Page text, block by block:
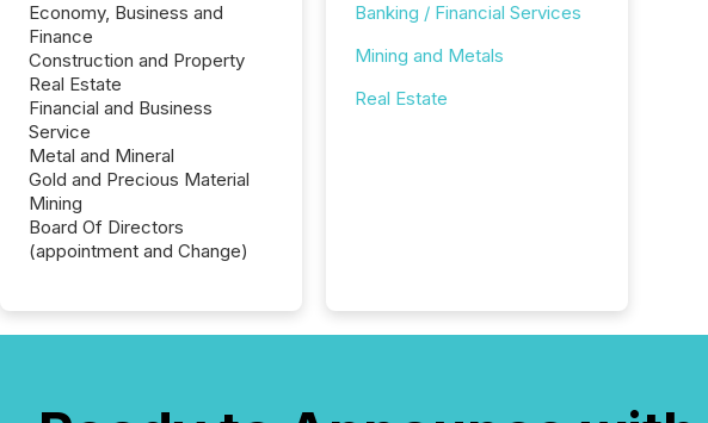
Economy, Business and
Finance
Construction and Property
Real Estate
Financial and Business
Service
Metal and Mineral
Gold and Precious Material
Mining
Board Of Directors
(appointment and Change)
Banking / Financial Services
Mining and Metals
Real Estate